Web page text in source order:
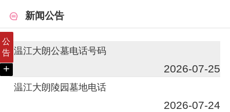
公
告
+
新闻公告
温江大朗公墓电话号码
2026-07-25
温江大朗陵园墓地电话
2026-07-24